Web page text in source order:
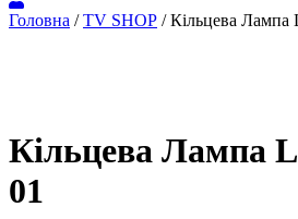
Головна /TV SHOP / Кільцева Лампа
Кільцева Лампа
01